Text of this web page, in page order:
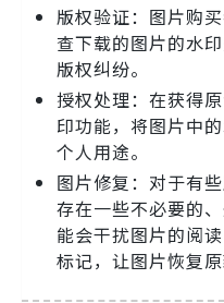
版权验证：图片购
查下载的图片的水
版权纠纷。
授权处理：在获得
印功能，将图片中
个人用途。
图片修复：对于有
存在一些不必要的
能会干扰图片的阅
标记，让图片恢复原